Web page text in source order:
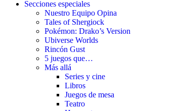
Secciones especiales
Nuestro Equipo Opina
Tales of Shergiock
Pokémon: Drako’s Version
Ubiverse Worlds
Rincón Gust
5 juegos que…
Más allá
Series y cine
Libros
Juegos de mesa
Teatro